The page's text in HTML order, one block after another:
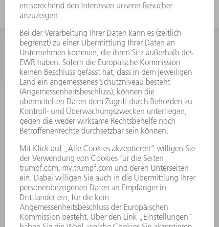
INFORMATION
Häufig gestellte Fragen
Allgemeine Geschäftsbedingungen
KONTAKT
Kundenbetreuung TRUMPF Werkzeugmaschinen
+49 7156 303 33222
Mo - Fr: 07:30 - 17:30 Uhr
Erweiterte Rufbereitschaft per Service App Mo - Fr:
06:30 - 20.00 Uhr Sa: 07:00 - 12:00 Uhr
Kundenbetreuung@trumpf.com
KONTAKT
Service TRUMPF Lasertechnik
+49 7156 303 37444
Mo - Fr: 07:30 - 18:00 Uhr
Additive Manufacturing 07:30 - 17:30 Uhr
spareparts.tld@trumpf.com